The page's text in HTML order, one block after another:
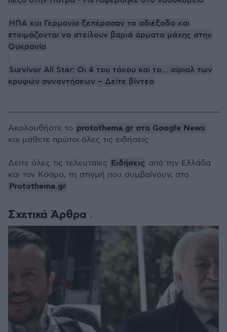
ΗΠΑ και Γερμανία ξεπέρασαν το αδιέξοδο και
ετοιμάζονται να στείλουν βαριά άρματα μάχης στην
Ουκρανία
Survivor All Star: Οι 4 του τάκου και το… σίριαλ των
κρυφών συναντήσεων – Δείτε βίντεο
Σχετικά Άρθρα
Ακολουθήστε το protothema.gr στο Google News
και μάθετε πρώτοι όλες τις ειδήσεις
Δείτε όλες τις τελευταίες Ειδήσεις από την Ελλάδα
και τον Κόσμο, τη στιγμή που συμβαίνουν, στο
Protothema.gr